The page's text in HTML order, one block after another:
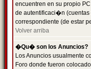
encuentren en su propio
de autentificaci�n (cuentas
correspondiente (de estar
Volver arriba
�Qu� son los Anuncios?
Los Anuncios usualmente
Foro donde fueron